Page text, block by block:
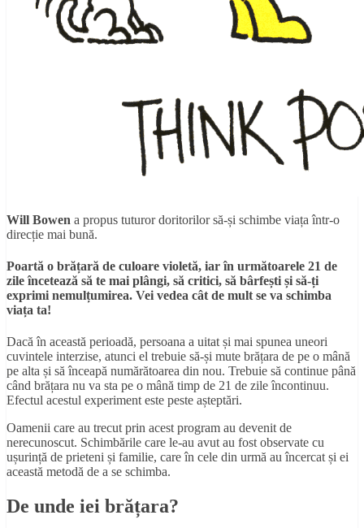
Will Bowen a propus tuturor doritorilor să-și schimbe viața într-o
direcție mai bună.
Poartă o brățară de culoare violetă, iar în următoarele 21 de
zile încetează să te mai plângi, să critici, să bârfești și să-ți
exprimi nemulțumirea. Vei vedea cât de mult se va schimba
viața ta!
Dacă în această perioadă, persoana a uitat și mai spunea uneori
cuvintele interzise, atunci el trebuie să-și mute brățara de pe o mână
pe alta și să înceapă numărătoarea din nou. Trebuie să continue până
când brățara nu va sta pe o mână timp de 21 de zile încontinuu.
Efectul acestul experiment este peste așteptări.
Oamenii care au trecut prin acest program au devenit de
nerecunoscut. Schimbările care le-au avut au fost observate cu
ușurință de prieteni și familie, care în cele din urmă au încercat și ei
această metodă de a se schimba.
De unde iei brățara?